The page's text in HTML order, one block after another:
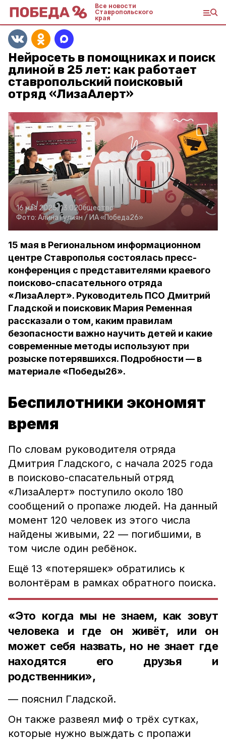
Все новости
Ставропольского
края
Нейросеть в помощниках и поиск
длиной в 25 лет: как работает
ставропольский поисковый
отряд «ЛизаАлерт»
16 мая 2025, 13:02Общество
Фото: Алина Гулиян / ИА «Победа26»
15 мая в Региональном информационном
центре Ставрополья состоялась пресс-
конференция с представителями краевого
поисково-спасательного отряда
«ЛизаАлерт». Руководитель ПСО Дмитрий
Гладской и поисковик Мария Ременная
рассказали о том, каким правилам
безопасности важно научить детей и какие
современные методы используют при
розыске потерявшихся. Подробности — в
материале «Победы26».
Беспилотники экономят
время
По словам руководителя отряда
Дмитрия Гладского, с начала 2025 года
в поисково-спасательный отряд
«ЛизаАлерт» поступило около 180
сообщений о пропаже людей. На данный
момент 120 человек из этого числа
найдены живыми, 22 — погибшими, в
том числе один ребёнок.
Ещё 13 «потеряшек» обратились к
волонтёрам в рамках обратного поиска.
«Это когда мы не знаем, как зовут
человека и где он живёт, или он
может себя назвать, но не знает где
находятся его друзья и
родственники»,
— пояснил Гладской.
Он также развеял миф о трёх сутках,
которые нужно выждать с пропажи